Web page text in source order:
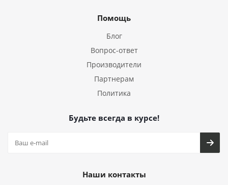
Помощь
Блог
Вопрос-ответ
Производители
Партнерам
Политика
Будьте всегда в курсе!
Наши контакты